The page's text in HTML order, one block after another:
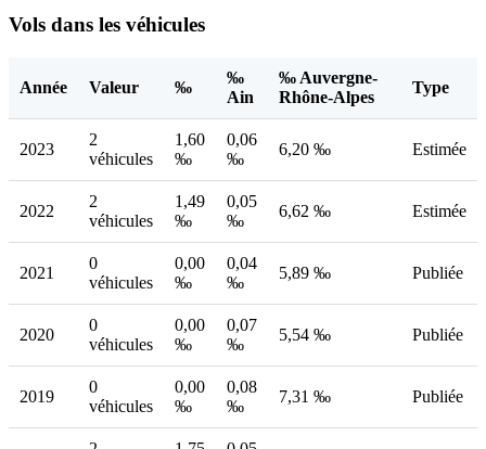
Vols dans les véhicules
Année Valeur ‰
‰
Ain
‰ Auvergne-
Rhône-Alpes
Type
2023
2
véhicules
1,60
‰
0,06
‰
6,20 ‰ Estimée
2022
2
véhicules
1,49
‰
0,05
‰
6,62 ‰ Estimée
2021
0
véhicules
0,00
‰
0,04
‰
5,89 ‰ Publiée
2020
0
véhicules
0,00
‰
0,07
‰
5,54 ‰ Publiée
2019
0
véhicules
0,00
‰
0,08
‰
7,31 ‰ Publiée